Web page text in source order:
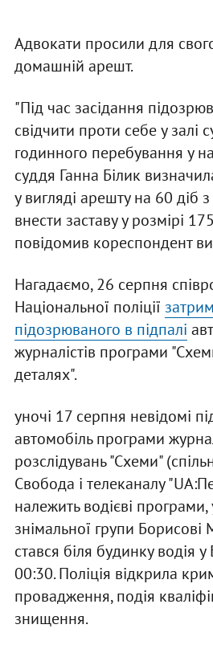
Адвокати просили для
домашній арешт.
"Під час засідання
свідчити проти себе у залі
годинного перебування у
суддя Ганна Білик
у вигляді арешту на 60 діб
внести заставу у розмірі
повідомив кореспондент
Нагадаємо, 26 серпня
Національної поліції
підозрюваного в підпалі
журналістів програми
деталях".
уночі 17 серпня невідомі
автомобіль програми
розслідувань "Схеми"
Свобода і телеканалу
належить водієві програми,
знімальної групи Борисові
стався біля будинку водія
00:30. Поліція відкрила
провадження, подія
знищення.